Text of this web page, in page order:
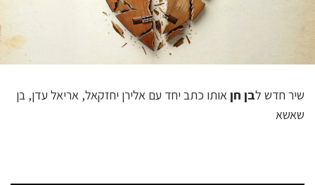
שיר חדש לבן חןאותו כתב יחד עם אלירן יחזקאל, אריאל עדן, בן
שאשא